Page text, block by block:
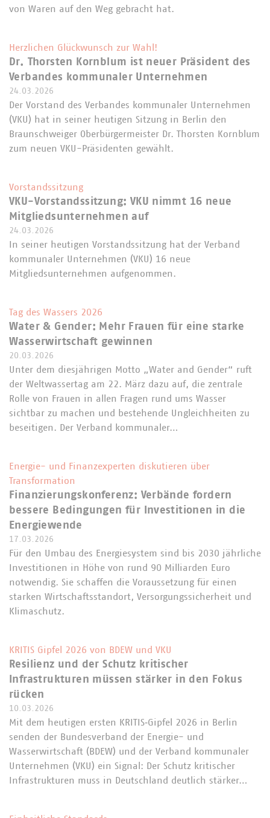
von Waren auf den Weg gebracht hat.
Herzlichen Glückwunsch zur Wahl!
Dr. Thorsten Kornblum ist neuer Präsident des
Verbandes kommunaler Unternehmen
24.03.2026
Der Vorstand des Verbandes kommunaler Unternehmen
(VKU) hat in seiner heutigen Sitzung in Berlin den
Braunschweiger Oberbürgermeister Dr. Thorsten Kornblum
zum neuen VKU-Präsidenten gewählt.
Vorstandssitzung
VKU-Vorstandssitzung: VKU nimmt 16 neue
Mitgliedsunternehmen auf
24.03.2026
In seiner heutigen Vorstandssitzung hat der Verband
kommunaler Unternehmen (VKU) 16 neue
Mitgliedsunternehmen aufgenommen.
Tag des Wassers 2026
Water & Gender: Mehr Frauen für eine starke
Wasserwirtschaft gewinnen
20.03.2026
Unter dem diesjährigen Motto „Water and Gender“ ruft
der Weltwassertag am 22. März dazu auf, die zentrale
Rolle von Frauen in allen Fragen rund ums Wasser
sichtbar zu machen und bestehende Ungleichheiten zu
beseitigen. Der Verband kommunaler…
Energie- und Finanzexperten diskutieren über
Transformation
Finanzierungskonferenz: Verbände fordern
bessere Bedingungen für Investitionen in die
Energiewende
17.03.2026
Für den Umbau des Energiesystem sind bis 2030 jährliche
Investitionen in Höhe von rund 90 Milliarden Euro
notwendig. Sie schaffen die Voraussetzung für einen
starken Wirtschaftsstandort, Versorgungssicherheit und
Klimaschutz.
KRITIS Gipfel 2026 von BDEW und VKU
Resilienz und der Schutz kritischer
Infrastrukturen müssen stärker in den Fokus
rücken
10.03.2026
Mit dem heutigen ersten KRITIS‑Gipfel 2026 in Berlin
senden der Bundesverband der Energie- und
Wasserwirtschaft (BDEW) und der Verband kommunaler
Unternehmen (VKU) ein Signal: Der Schutz kritischer
Infrastrukturen muss in Deutschland deutlich stärker…